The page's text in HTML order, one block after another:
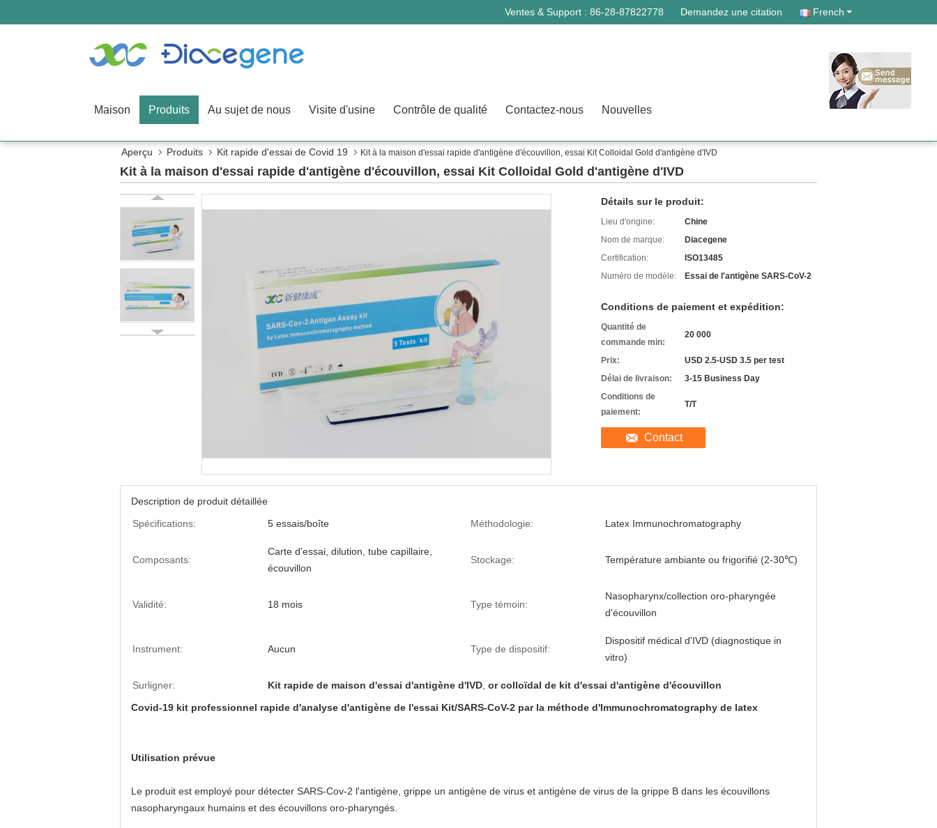
Ventes & Support : 86-28-87822778 Demandez une citation French
Maison Produits Au sujet de nous Visite d'usine Contrôle de qualité Contactez-nous Nouvelles
Aperçu Produits Kit rapide d'essai de Covid 19 Kit à la maison d'essai rapide d'antigène d'écouvillon, essai Kit Colloidal Gold d'antigène d'IVD
Kit à la maison d'essai rapide d'antigène d'écouvillon, essai Kit Colloidal Gold d'antigène d'IVD
Détails sur le produit:
Lieu d'origine:
Chine
Nom de marque:
Diacegene
Certification:
ISO13485
Numéro de modèle:
Essai de l'antigène SARS-CoV-2
Conditions de paiement et expédition:
Quantité de
commande min:
20 000
Prix:
USD 2.5-USD 3.5 per test
Délai de livraison:
3-15 Business Day
Conditions de
paiement:
T/T
Contact
Description de produit détaillée
Spécifications:
5 essais/boîte Méthodologie: Latex Immunochromatography
Composants:
Carte d'essai, dilution, tube capillaire,
écouvillon
Stockage: Température ambiante ou frigorifié (2-30℃)
Validité: 18 mois Type témoin:
Nasopharynx/collection oro-pharyngée
d'écouvillon
Instrument: Aucun Type de dispositif:
Dispositif médical d'IVD (diagnostique in
vitro)
Surligner: Kit rapide de maison d'essai d'antigène d'IVD or colloïdal de kit d'essai d'antigène d'écouvillon
Covid-19 kit professionnel rapide d'analyse d'antigène de l'essai Kit/SARS-CoV-2 par la méthode d'Immunochromatography de latex
Utilisation prévue
Le produit est employé pour détecter SARS-Cov-2 l'antigène, grippe un antigène de virus et antigène de virus de la grippe B dans les écouvillons
nasopharyngaux humains et des écouvillons oro-pharyngés.